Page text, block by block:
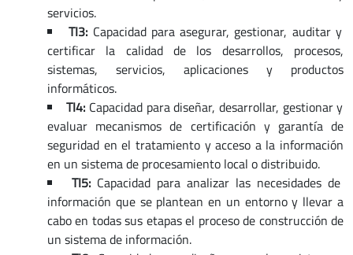
servicios.
TI3: Capacidad para asegurar, gestionar, auditar y
certificar la calidad de los desarrollos, procesos,
sistemas, servicios, aplicaciones y productos
informáticos.
TI4: Capacidad para diseñar, desarrollar, gestionar y
evaluar mecanismos de certificación y garantía de
seguridad en el tratamiento y acceso a la información
en un sistema de procesamiento local o distribuido.
TI5: Capacidad para analizar las necesidades de
información que se plantean en un entorno y llevar a
cabo en todas sus etapas el proceso de construcción de
un sistema de información.